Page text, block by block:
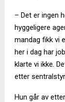
– Det er ingen
hyggeligere
mandag fikk vi
her i dag har
klarte vi ikke.
etter
Hun går av